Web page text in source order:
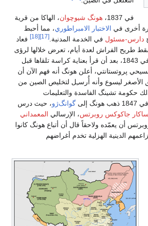
في 1837، هونگ شيوچوان، الهاكا من قرية
أخرى في الاختبار الامبراطوري، مما أحبط
دارس-مسئول في الخدمة المدنية. [17]
[18]
فعاد
طريح الفراش لعدة أيام، تعرض خلالها لرؤى
وفي 1843، بعد أن قرأ بعناية كراسة تلقاها قبل
پروتستانتي، أعلن هونگ أنه فهم الآن أن
الأصغر ليسوع وأنه أُرسـِل لتخليص الصين من
حكومة تشينگ الفاسدة والتعليمات
ذهب هونگ إلى گوانگ‌ژو، حيث درس
جاكوكس روبرتس، الإرسالي المعمداني
أن يعمّده ولاحقاً قال أن أتباع هونگ كانوا
الدينية الهزلية تخدم أغراضهم